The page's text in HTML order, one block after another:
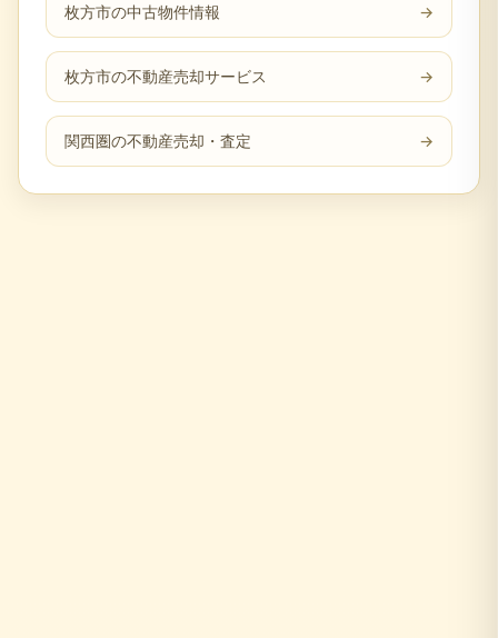
枚方市の中古物件情報 →
枚方市の不動産売却サービス →
関西圏の不動産売却・査定 →